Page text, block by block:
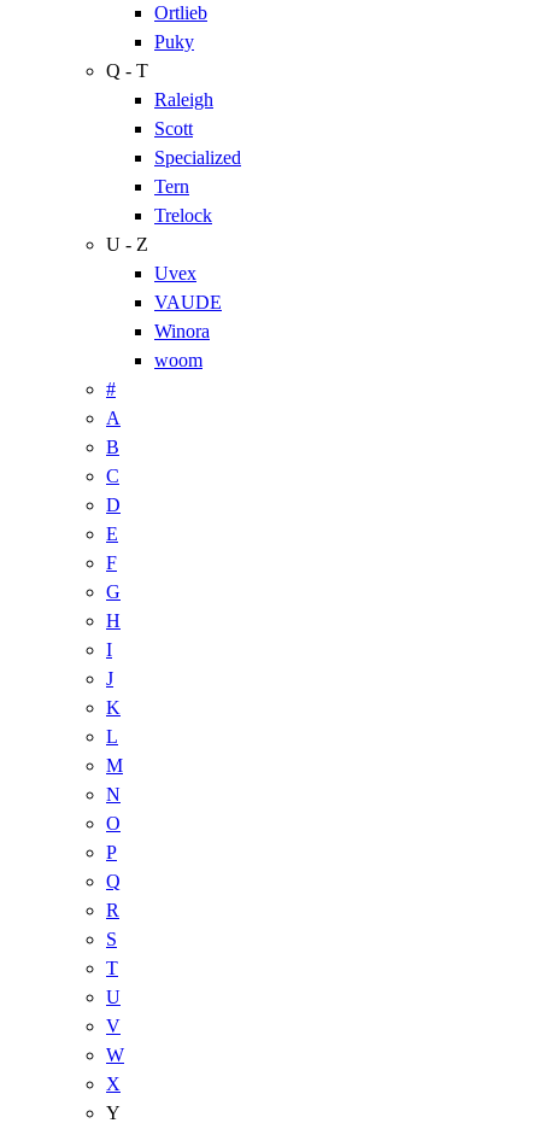
Ortlieb
Puky
Q - T
Raleigh
Scott
Specialized
Tern
Trelock
U - Z
Uvex
VAUDE
Winora
woom
#
A
B
C
D
E
F
G
H
I
J
K
L
M
N
O
P
Q
R
S
T
U
V
W
X
Y